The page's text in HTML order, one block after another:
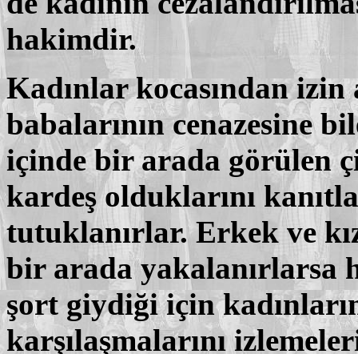
hakimdir.
Kadınlar kocasından izin
babalarının cenazesine
içinde bir arada görülen
kardeş olduklarını
tutuklanırlar. Erkek ve
bir arada yakalanırlarsa
şort giydiği için
karşılaşmalarını